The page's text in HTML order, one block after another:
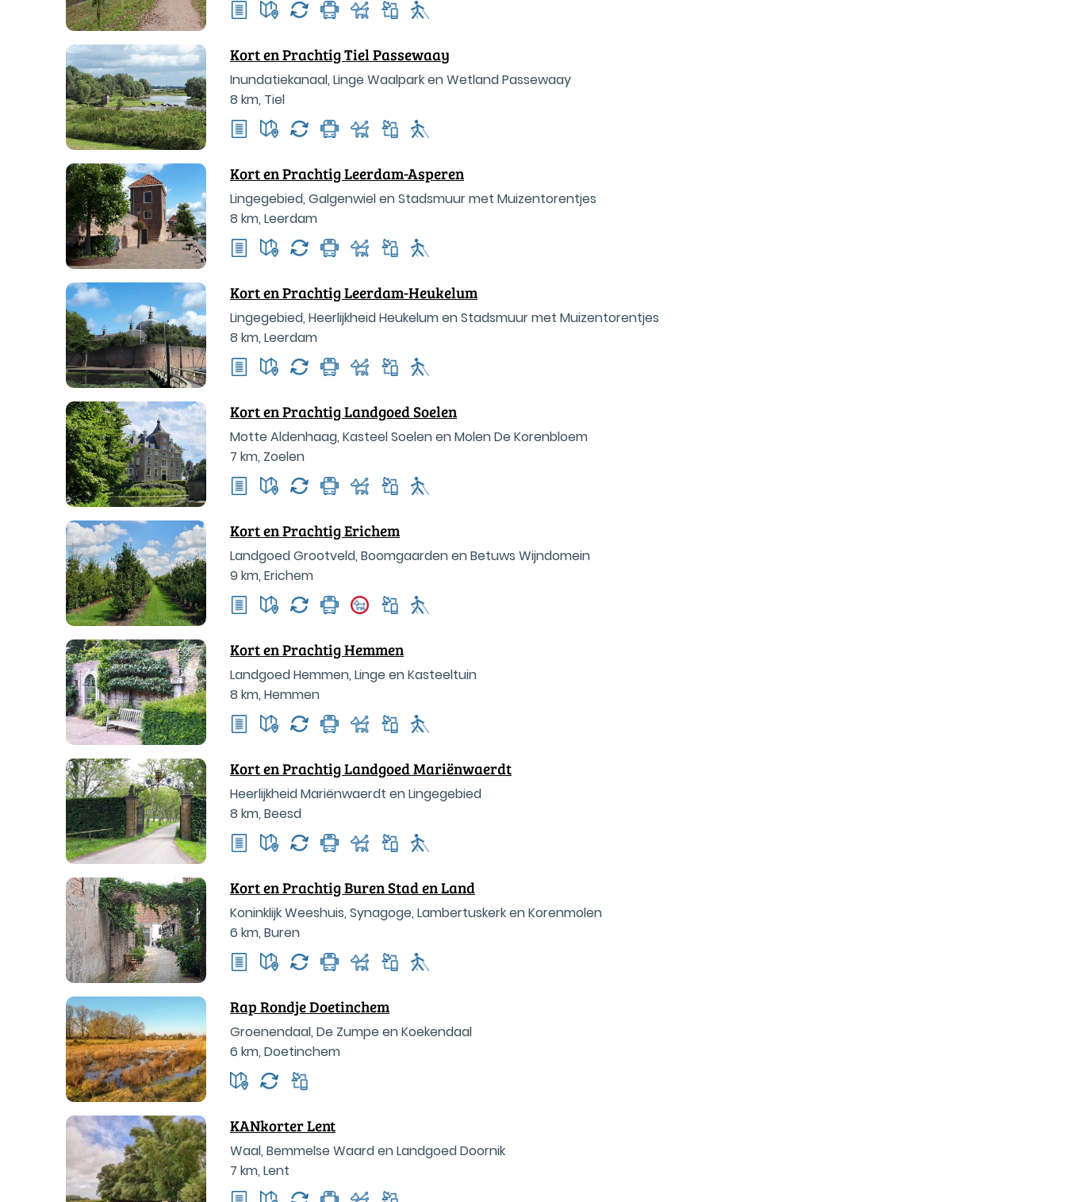
Kort en Prachtig Tiel Passewaay
Inundatiekanaal, Linge Waalpark en Wetland Passewaay
8 km, Tiel
Kort en Prachtig Leerdam-Asperen
Lingegebied, Galgenwiel en Stadsmuur met Muizentorentjes
8 km, Leerdam
Kort en Prachtig Leerdam-Heukelum
Lingegebied, Heerlijkheid Heukelum en Stadsmuur met Muizentorentjes
8 km, Leerdam
Kort en Prachtig Landgoed Soelen
Motte Aldenhaag, Kasteel Soelen en Molen De Korenbloem
7 km, Zoelen
Kort en Prachtig Erichem
Landgoed Grootveld, Boomgaarden en Betuws Wijndomein
9 km, Erichem
Kort en Prachtig Hemmen
Landgoed Hemmen, Linge en Kasteeltuin
8 km, Hemmen
Kort en Prachtig Landgoed Mariënwaerdt
Heerlijkheid Mariënwaerdt en Lingegebied
8 km, Beesd
Kort en Prachtig Buren Stad en Land
Koninklijk Weeshuis, Synagoge, Lambertuskerk en Korenmolen
6 km, Buren
Rap Rondje Doetinchem
Groenendaal, De Zumpe en Koekendaal
6 km, Doetinchem
KANkorter Lent
Waal, Bemmelse Waard en Landgoed Doornik
7 km, Lent